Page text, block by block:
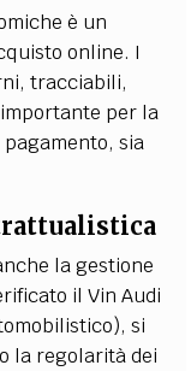
è un
online. I
tracciabili,
per la
sia
la gestione
il Vin Audi
si
la regolarità dei